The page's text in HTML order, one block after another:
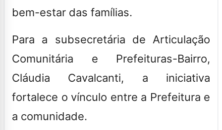
bem-estar das famílias.
Para a subsecretária de Articulação
Comunitária e Prefeituras-Bairro,
Cláudia Cavalcanti, a iniciativa
fortalece o vínculo entre a Prefeitura e
a comunidade.